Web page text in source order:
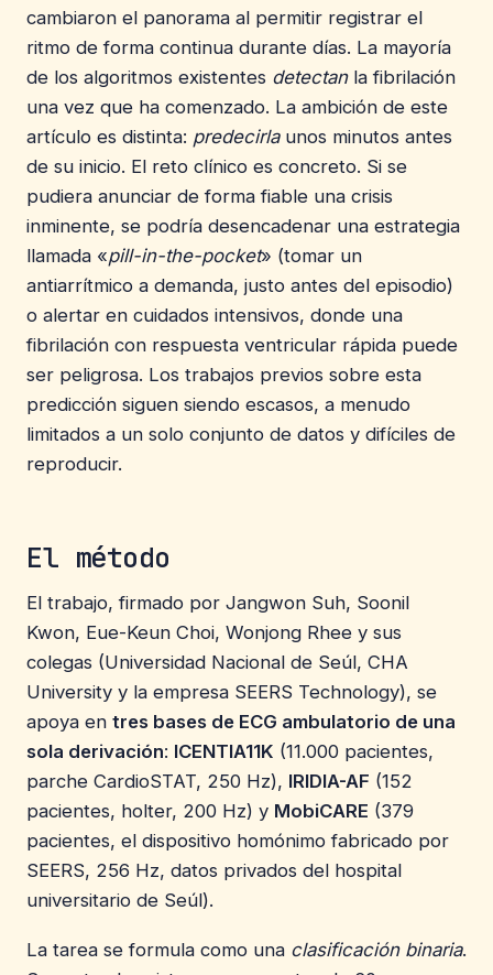
cambiaron el panorama al permitir registrar el
ritmo de forma continua durante días. La mayoría
de los algoritmos existentes detectanla fibrilación
una vez que ha comenzado. La ambición de este
artículo es distinta: predecirlaunos minutos antes
de su inicio. El reto clínico es concreto. Si se
pudiera anunciar de forma fiable una crisis
inminente, se podría desencadenar una estrategia
llamada «pill-in-the-pocket» (tomar un
antiarrítmico a demanda, justo antes del episodio)
o alertar en cuidados intensivos, donde una
fibrilación con respuesta ventricular rápida puede
ser peligrosa. Los trabajos previos sobre esta
predicción siguen siendo escasos, a menudo
limitados a un solo conjunto de datos y difíciles de
reproducir.
El método
El trabajo, firmado por Jangwon Suh, Soonil
Kwon, Eue-Keun Choi, Wonjong Rhee y sus
colegas (Universidad Nacional de Seúl, CHA
University y la empresa SEERS Technology), se
apoya en tres bases de ECG ambulatorio de una
sola derivación: ICENTIA11K (11.000 pacientes,
parche CardioSTAT, 250 Hz), IRIDIA-AF (152
pacientes, holter, 200 Hz) y MobiCARE (379
pacientes, el dispositivo homónimo fabricado por
SEERS, 256 Hz, datos privados del hospital
universitario de Seúl).
La tarea se formula como una clasificación binaria.